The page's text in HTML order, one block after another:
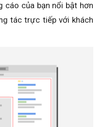
cáo của bạn nổi bật hơn
tác trực tiếp với khách